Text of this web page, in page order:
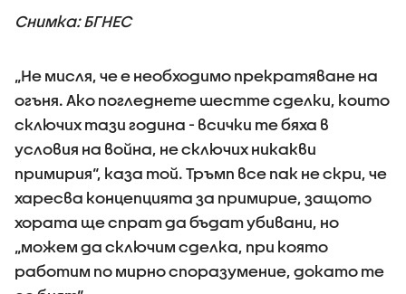
Снимка: БГНЕС
„Не мисля, че е необходимо прекратяване на
огъня. Ако погледнете шестте сделки, които
сключих тази година - всички те бяха в
условия на война, не сключих никакви
примирия“, каза той. Тръмп все пак не скри, че
харесва концепцията за примирие, защото
хората ще спрат да бъдат убивани, но
„можем да сключим сделка, при която
работим по мирно споразумение, докато те